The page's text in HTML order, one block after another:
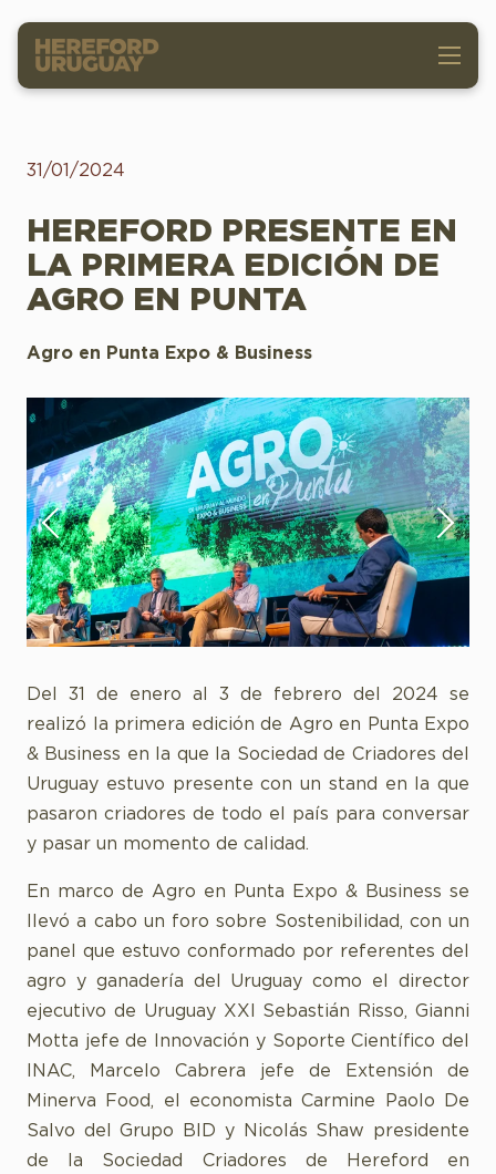
31/01/2024
HEREFORD PRESENTE EN
LA PRIMERA EDICIÓN DE
AGRO EN PUNTA
Agro en Punta Expo & Business
Del 31 de enero al 3 de febrero del 2024 se
realizó la primera edición de Agro en Punta Expo
& Business en la que la Sociedad de Criadores del
Uruguay estuvo presente con un stand en la que
pasaron criadores de todo el país para conversar
y pasar un momento de calidad.
En marco de Agro en Punta Expo & Business se
llevó a cabo un foro sobre Sostenibilidad, con un
panel que estuvo conformado por referentes del
agro y ganadería del Uruguay como el director
ejecutivo de Uruguay XXI Sebastián Risso, Gianni
Motta jefe de Innovación y Soporte Científico del
INAC, Marcelo Cabrera jefe de Extensión de
Minerva Food, el economista Carmine Paolo De
Salvo del Grupo BID y Nicolás Shaw presidente
de la Sociedad Criadores de Hereford en